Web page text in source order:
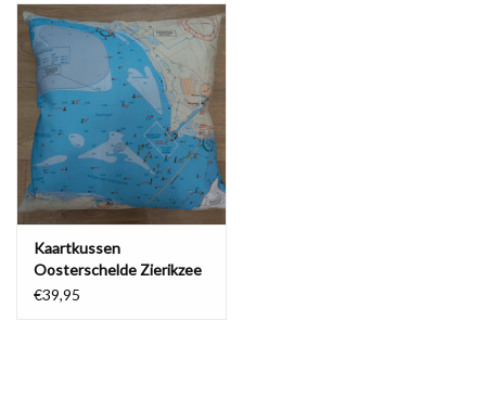
warme fleecedeken!
Kaartkussen
Oosterschelde Zierikzee
€39,95